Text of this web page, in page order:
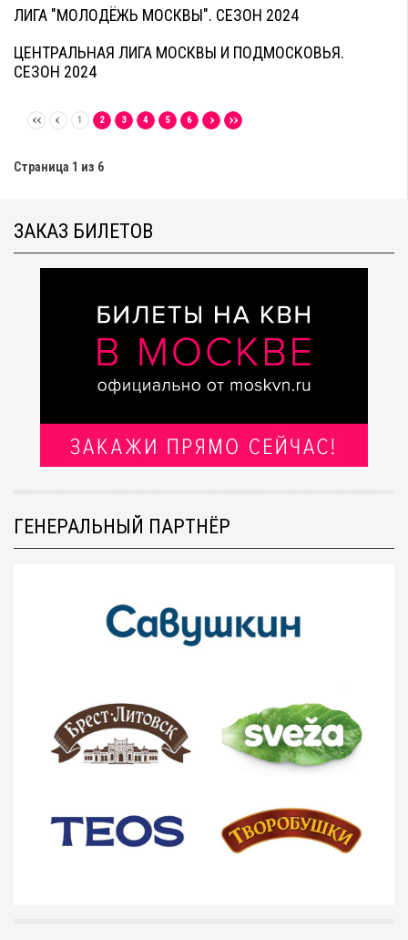
ЛИГА "МОЛОДЁЖЬ МОСКВЫ". СЕЗОН 2024
ЦЕНТРАЛЬНАЯ ЛИГА МОСКВЫ И ПОДМОСКОВЬЯ.
СЕЗОН 2024
1 2 3 4 5 6
Страница 1 из 6
ЗАКАЗ БИЛЕТОВ
ГЕНЕРАЛЬНЫЙ ПАРТНЁР